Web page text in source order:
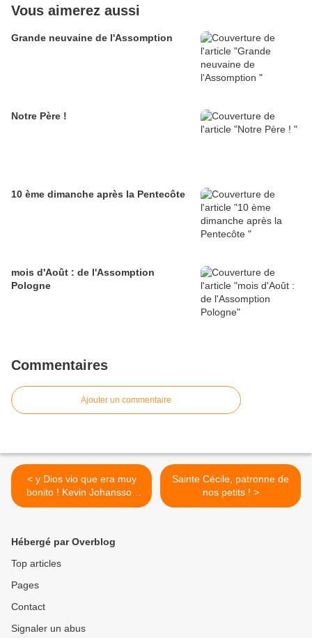
Vous aimerez aussi
Grande neuvaine de l'Assomption
Notre Père !
10 ème dimanche après la Pentecôte
mois d'Août : de l'Assomption
Pologne
Commentaires
Ajouter un commentaire
< y Dios vio que era muy
bonito ! Kevin Johansson
Suède ! 11 ans treble boy
Sainte Cécile, patronne de
nos petits ! >
Hébergé par Overblog
Top articles
Pages
Contact
Signaler un abus